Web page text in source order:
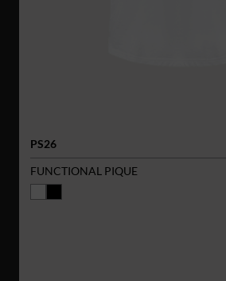
PS26
FUNCTIONAL PIQUE